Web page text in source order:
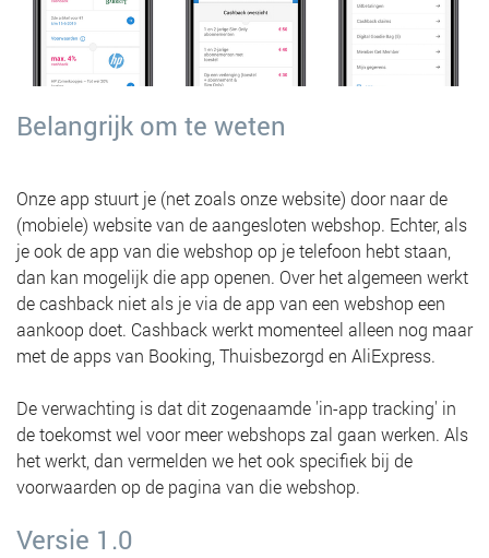
Belangrijk om te weten
Onze app stuurt je (net zoals onze website) door naar de
(mobiele) website van de aangesloten webshop. Echter, als
je ook de app van die webshop op je telefoon hebt staan,
dan kan mogelijk die app openen. Over het algemeen werkt
de cashback niet als je via de app van een webshop een
aankoop doet. Cashback werkt momenteel alleen nog maar
met de apps van Booking, Thuisbezorgd en AliExpress.
De verwachting is dat dit zogenaamde 'in-app tracking' in
de toekomst wel voor meer webshops zal gaan werken. Als
het werkt, dan vermelden we het ook specifiek bij de
voorwaarden op de pagina van die webshop.
Versie 1.0